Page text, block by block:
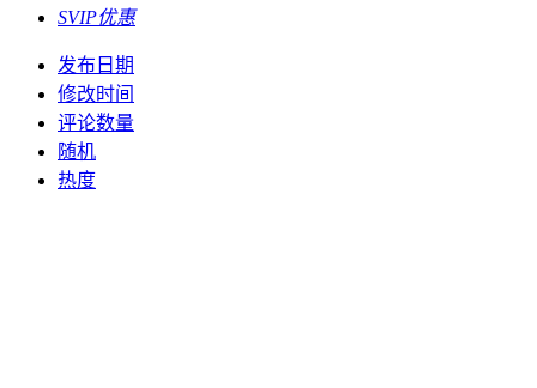
SVIP优惠
发布日期
修改时间
评论数量
随机
热度